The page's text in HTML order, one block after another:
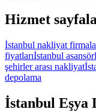
Hizmet
İstanbul nakliyat
fiyatlarıİstanbul
şehirler arası nakliyat
depolama
İstanbul Eşya